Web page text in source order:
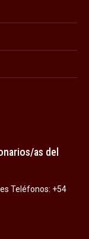
as del
Teléfonos: +54